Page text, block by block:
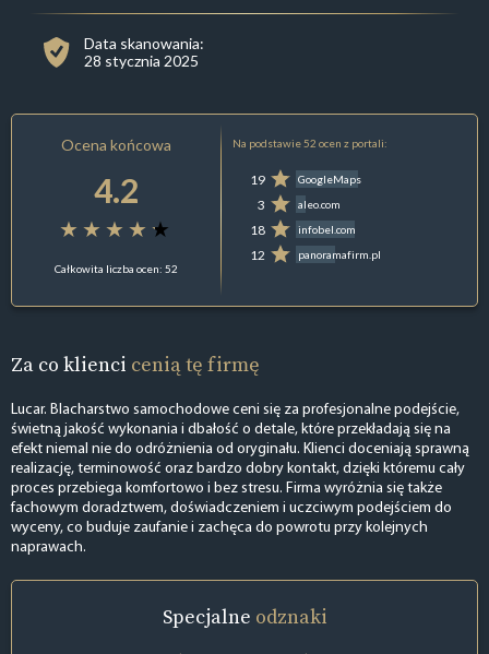
Data skanowania:
28 stycznia 2025
Ocena końcowa
4.2
Całkowita liczba ocen: 52
Na podstawie 52 ocen z portali:
19 GoogleMaps
3 aleo.com
18 infobel.com
12 panoramafirm.pl
Za co klienci cenią tę firmę
Lucar. Blacharstwo samochodowe ceni się za profesjonalne podejście,
świetną jakość wykonania i dbałość o detale, które przekładają się na
efekt niemal nie do odróżnienia od oryginału. Klienci doceniają sprawną
realizację, terminowość oraz bardzo dobry kontakt, dzięki któremu cały
proces przebiega komfortowo i bez stresu. Firma wyróżnia się także
fachowym doradztwem, doświadczeniem i uczciwym podejściem do
wyceny, co buduje zaufanie i zachęca do powrotu przy kolejnych
naprawach.
Specjalne odznaki